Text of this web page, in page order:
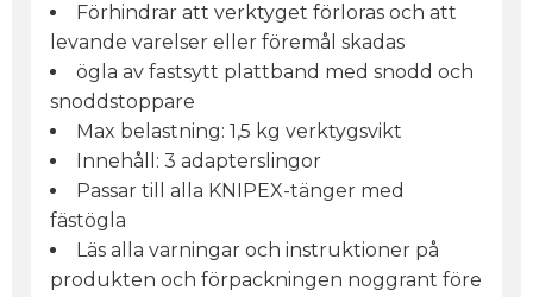
Förhindrar att verktyget förloras och att
levande varelser eller föremål skadas
ögla av fastsytt plattband med snodd och
snoddstoppare
Max belastning: 1,5 kg verktygsvikt
Innehåll: 3 adapterslingor
Passar till alla KNIPEX-tänger med
fästögla
Läs alla varningar och instruktioner på
produkten och förpackningen noggrant före